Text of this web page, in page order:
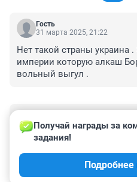
Гость
31 марта 2025, 21:22
Нет такой страны украина
империи которую алкаш
вольный выгул .
31 марта 2025, 17:22
украинцам не нужно иметь
тащить у себя
будет американское вот
Получай награды за
задания!